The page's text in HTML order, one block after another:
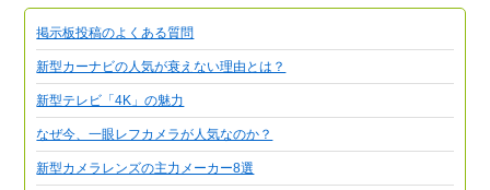
掲示板投稿のよくある質問
新型カーナビの人気が衰えない理由とは？
新型テレビ「4K」の魅力
なぜ今、一眼レフカメラが人気なのか？
新型カメラレンズの主力メーカー8選